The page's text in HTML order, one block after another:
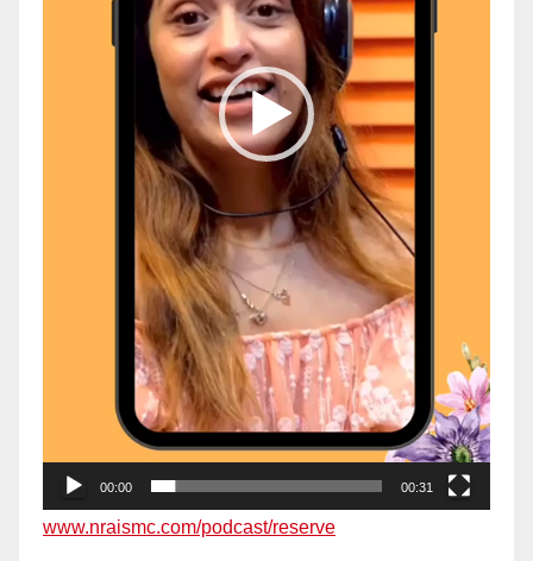
00:00 00:31
www.nraismc.com/podcast/reserve